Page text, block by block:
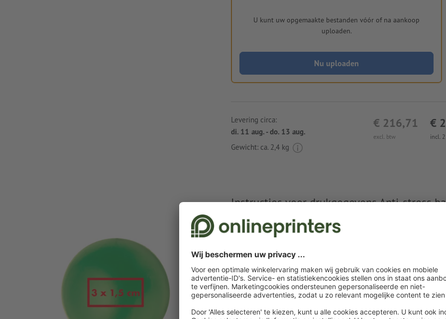
U kunt uw opgemaakte bestanden vóór of na aankoop
uploaden.
Nu uploaden
excl. btw
€ 216,71
incl.
€
Levering circa:
di. 11 aug. - do. 13 aug.
Gewicht: ca. 2,4 kg
Instructies voor drukgegevens Anti-stress
Gegevensformaat : 3 x 1,5 cm
Maak een nieuw kleurveld aan en wijs aan het
desbetreffende kleur toe.
naam van de staal: "Laser"
kleurtype: steunkleur